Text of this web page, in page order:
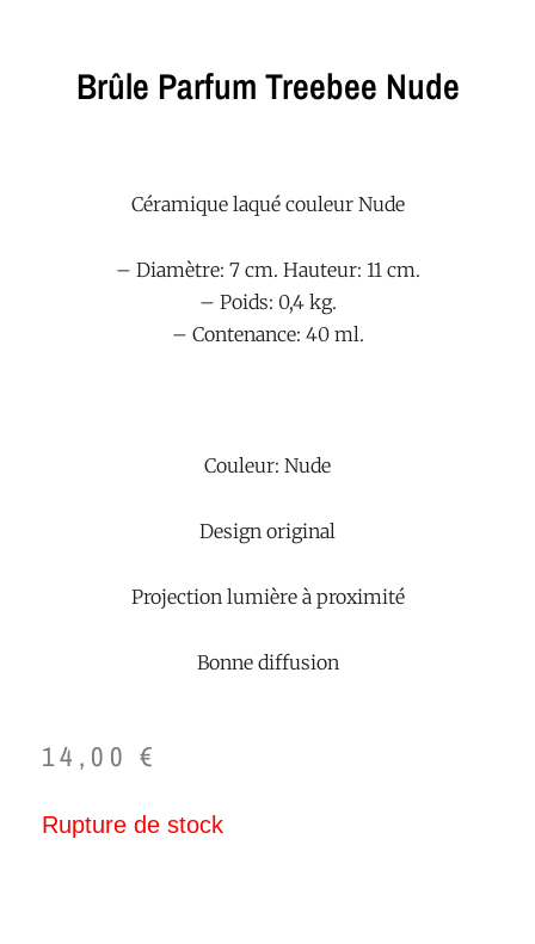
Brûle Parfum Treebee Nude
Céramique laqué couleur Nude
– Diamètre: 7 cm. Hauteur: 11 cm.
– Poids: 0,4 kg.
– Contenance: 40 ml.
Couleur: Nude
Design original
Projection lumière à proximité
Bonne diffusion
14,00€
Rupture de stock